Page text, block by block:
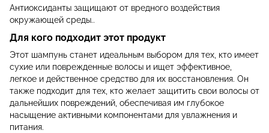
Антиоксиданты защищают от вредного воздействия
окружающей среды..
Для кого подходит этот продукт
Этот шампунь станет идеальным выбором для тех, кто имеет
сухие или поврежденные волосы и ищет эффективное,
легкое и действенное средство для их восстановления. Он
также подходит для тех, кто желает защитить свои волосы от
дальнейших повреждений, обеспечивая им глубокое
насыщение активными компонентами для увлажнения и
питания.